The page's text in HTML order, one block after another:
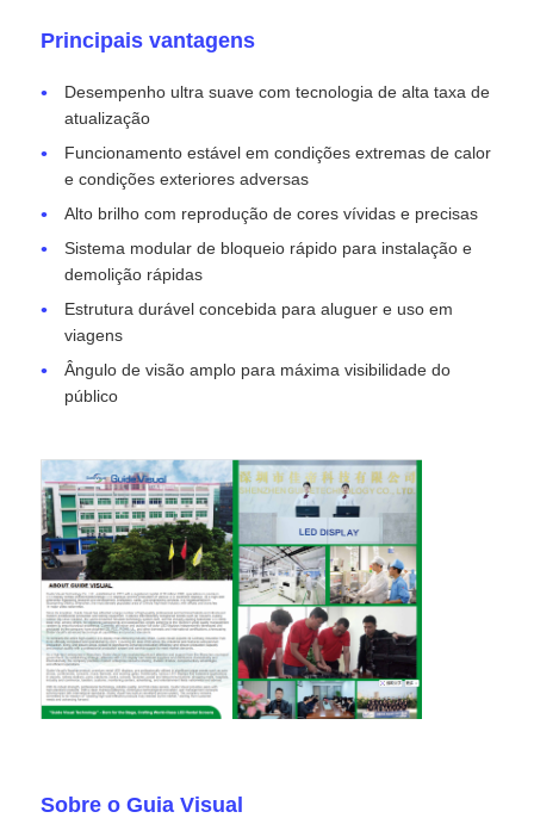
Principais vantagens
Desempenho ultra suave com tecnologia de alta taxa de
atualização
Funcionamento estável em condições extremas de calor
e condições exteriores adversas
Alto brilho com reprodução de cores vívidas e precisas
Sistema modular de bloqueio rápido para instalação e
demolição rápidas
Estrutura durável concebida para aluguer e uso em
viagens
Ângulo de visão amplo para máxima visibilidade do
público
Sobre o Guia Visual